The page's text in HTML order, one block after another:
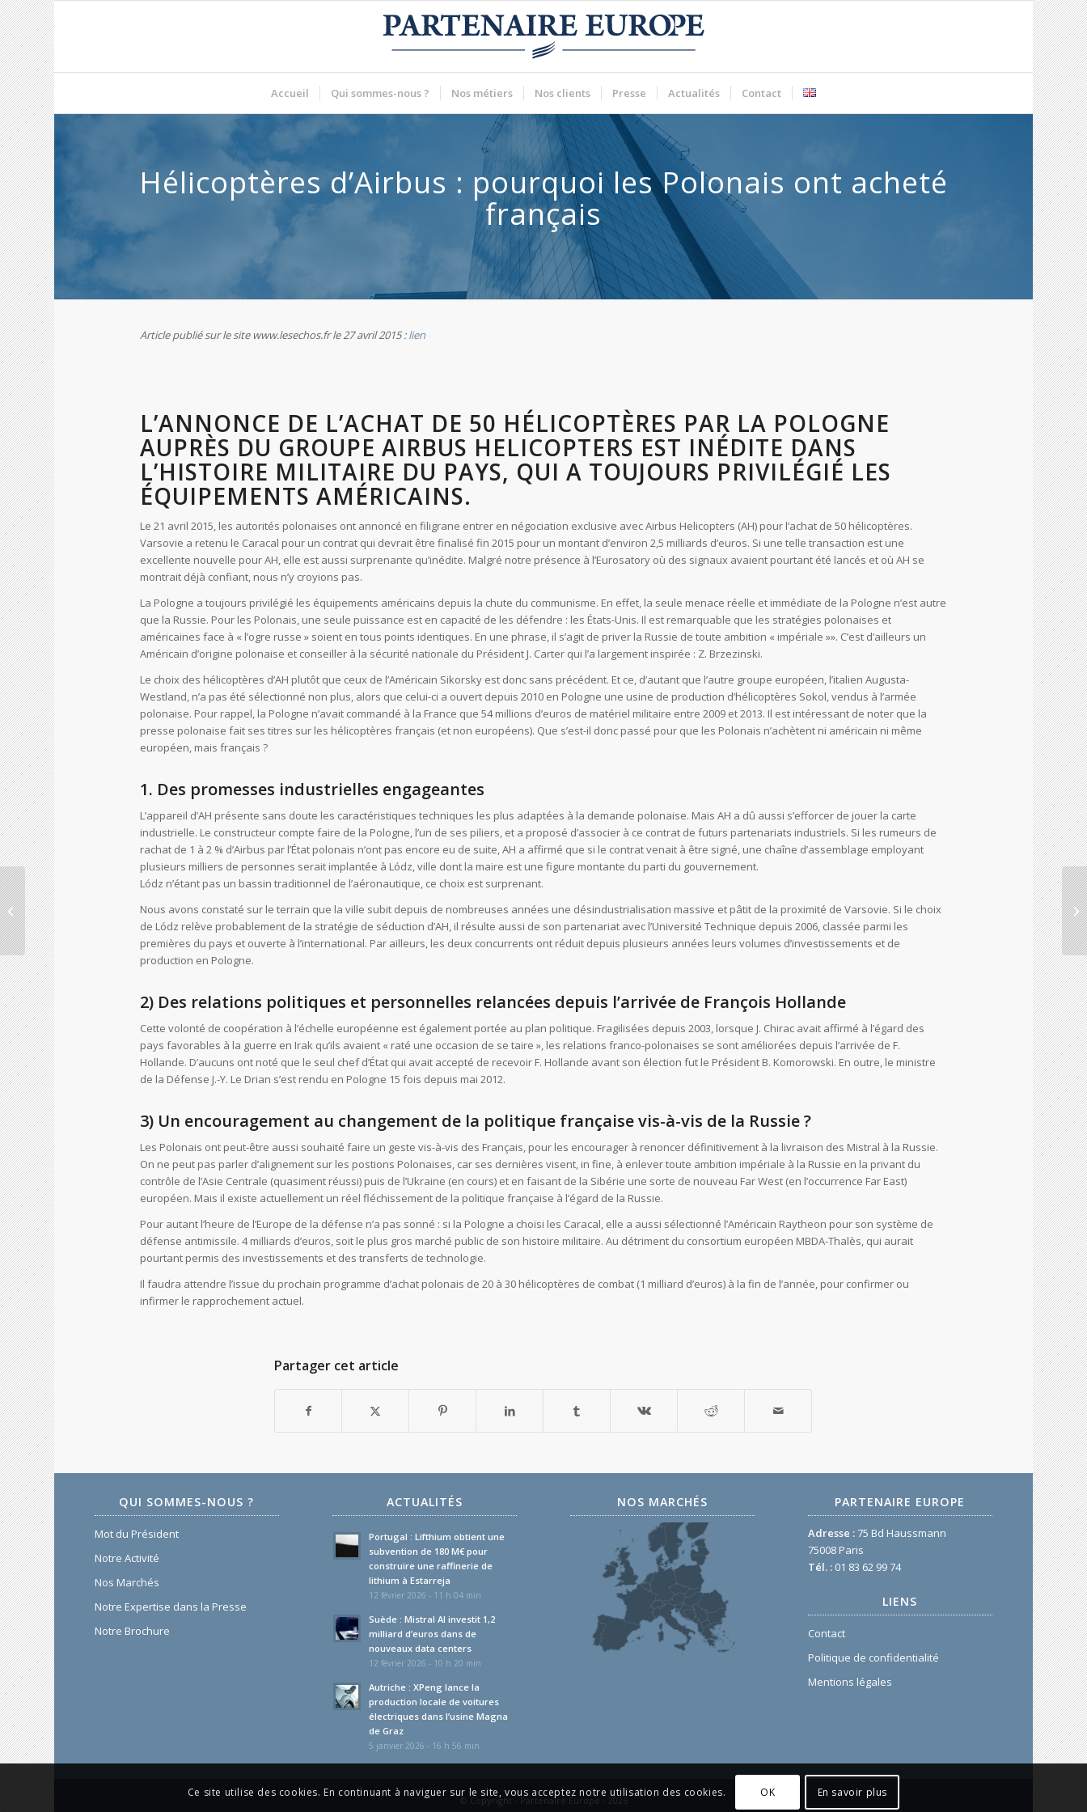
Accueil Qui sommes-nous ? Nos métiers Nos clients Presse Actualités Contact
Hélicoptères d’Airbus : pourquoi les Polonais ont acheté
français
Article publié sur le site www.lesechos.fr le 27 avril 2015 :lien
L’ANNONCE DE L’ACHAT DE 50 HÉLICOPTÈRES PAR LA POLOGNE
AUPRÈS DU GROUPE AIRBUS HELICOPTERS EST INÉDITE DANS
L’HISTOIRE MILITAIRE DU PAYS, QUI A TOUJOURS PRIVILÉGIÉ LES
ÉQUIPEMENTS AMÉRICAINS.
Le 21 avril 2015, les autorités polonaises ont annoncé en filigrane entrer en négociation exclusive avec Airbus Helicopters (AH) pour l’achat de 50 hélicoptères.
Varsovie a retenu le Caracal pour un contrat qui devrait être finalisé fin 2015 pour un montant d’environ 2,5 milliards d’euros. Si une telle transaction est une
excellente nouvelle pour AH, elle est aussi surprenante qu’inédite. Malgré notre présence à l’Eurosatory où des signaux avaient pourtant été lancés et où AH se
montrait déjà confiant, nous n’y croyions pas.
La Pologne a toujours privilégié les équipements américains depuis la chute du communisme. En effet, la seule menace réelle et immédiate de la Pologne n’est autre
que la Russie. Pour les Polonais, une seule puissance est en capacité de les défendre : les États-Unis. Il est remarquable que les stratégies polonaises et
américaines face à « l’ogre russe » soient en tous points identiques. En une phrase, il s’agit de priver la Russie de toute ambition « impériale »». C’est d’ailleurs un
Américain d’origine polonaise et conseiller à la sécurité nationale du Président J. Carter qui l’a largement inspirée : Z. Brzezinski.
Le choix des hélicoptères d’AH plutôt que ceux de l’Américain Sikorsky est donc sans précédent. Et ce, d’autant que l’autre groupe européen, l’italien Augusta-
Westland, n’a pas été sélectionné non plus, alors que celui-ci a ouvert depuis 2010 en Pologne une usine de production d’hélicoptères Sokol, vendus à l’armée
polonaise. Pour rappel, la Pologne n’avait commandé à la France que 54 millions d’euros de matériel militaire entre 2009 et 2013. Il est intéressant de noter que la
presse polonaise fait ses titres sur les hélicoptères français (et non européens). Que s’est-il donc passé pour que les Polonais n’achètent ni américain ni même
européen, mais français ?
1. Des promesses industrielles engageantes
L’appareil d’AH présente sans doute les caractéristiques techniques les plus adaptées à la demande polonaise. Mais AH a dû aussi s’efforcer de jouer la carte
industrielle. Le constructeur compte faire de la Pologne, l’un de ses piliers, et a proposé d’associer à ce contrat de futurs partenariats industriels. Si les rumeurs de
rachat de 1 à 2 % d’Airbus par l’État polonais n’ont pas encore eu de suite, AH a affirmé que si le contrat venait à être signé, une chaîne d’assemblage employant
plusieurs milliers de personnes serait implantée à Lódz, ville dont la maire est une figure montante du parti du gouvernement.
Lódz n’étant pas un bassin traditionnel de l’aéronautique, ce choix est surprenant.
Nous avons constaté sur le terrain que la ville subit depuis de nombreuses années une désindustrialisation massive et pâtit de la proximité de Varsovie. Si le choix
de Lódz relève probablement de la stratégie de séduction d’AH, il résulte aussi de son partenariat avec l’Université Technique depuis 2006, classée parmi les
premières du pays et ouverte à l’international. Par ailleurs, les deux concurrents ont réduit depuis plusieurs années leurs volumes d’investissements et de
production en Pologne.
2) Des relations politiques et personnelles relancées depuis l’arrivée de François Hollande
Cette volonté de coopération à l’échelle européenne est également portée au plan politique. Fragilisées depuis 2003, lorsque J. Chirac avait affirmé à l’égard des
pays favorables à la guerre en Irak qu’ils avaient « raté une occasion de se taire », les relations franco-polonaises se sont améliorées depuis l’arrivée de F.
Hollande. D’aucuns ont noté que le seul chef d’État qui avait accepté de recevoir F. Hollande avant son élection fut le Président B. Komorowski. En outre, le ministre
de la Défense J.-Y. Le Drian s’est rendu en Pologne 15 fois depuis mai 2012.
3) Un encouragement au changement de la politique française vis-à-vis de la Russie ?
Les Polonais ont peut-être aussi souhaité faire un geste vis-à-vis des Français, pour les encourager à renoncer définitivement à la livraison des Mistral à la Russie.
On ne peut pas parler d’alignement sur les postions Polonaises, car ses dernières visent, in fine, à enlever toute ambition impériale à la Russie en la privant du
contrôle de l’Asie Centrale (quasiment réussi) puis de l’Ukraine (en cours) et en faisant de la Sibérie une sorte de nouveau Far West (en l’occurrence Far East)
européen. Mais il existe actuellement un réel fléchissement de la politique française à l’égard de la Russie.
Pour autant l’heure de l’Europe de la défense n’a pas sonné : si la Pologne a choisi les Caracal, elle a aussi sélectionné l’Américain Raytheon pour son système de
défense antimissile. 4 milliards d’euros, soit le plus gros marché public de son histoire militaire. Au détriment du consortium européen MBDA-Thalès, qui aurait
pourtant permis des investissements et des transferts de technologie.
Il faudra attendre l’issue du prochain programme d’achat polonais de 20 à 30 hélicoptères de combat (1 milliard d’euros) à la fin de l’année, pour confirmer ou
infirmer le rapprochement actuel.
Partager cet article
QUI SOMMES-NOUS ?
Mot du Président
Notre Activité
Nos Marchés
Notre Expertise dans la Presse
Notre Brochure
ACTUALITÉS
Portugal : Lifthium obtient une
subvention de 180 M€ pour
construire une raffinerie de
lithium à Estarreja
12 février 2026 - 11 h 04 min
Suède : Mistral AI investit 1,2
milliard d’euros dans de
nouveaux data centers
12 février 2026 - 10 h 20 min
Autriche : XPeng lance la
production locale de voitures
électriques dans l’usine Magna
de Graz
5 janvier 2026 - 16 h 56 min
NOS MARCHÉS PARTENAIRE EUROPE
Adresse :75 Bd Haussmann
75008 Paris
Tél. : 01 83 62 99 74
LIENS
Contact
Politique de confidentialité
Mentions légales
© Copyright - Partenaire Europe - 2026
Hélicoptères d’Airbus :
pourquoi les Polonais
ont acheté français
Ce site utilise des cookies. En continuant à naviguer sur le site, vous acceptez notre utilisation des cookies. OK En savoir plus